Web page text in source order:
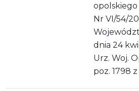
opolskiego
Nr VI/54/
dnia 24
Urz. Woj.
poz. 1798 z